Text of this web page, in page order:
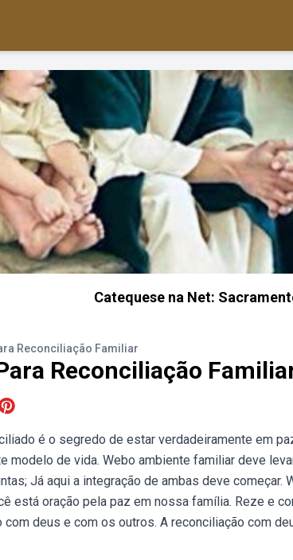
Catequese na Net:
Reconciliação Familiar
Reconciliação
é o segredo de estar verdadeiramente em
modelo de vida. Webo ambiente familiar deve
Já aqui a integração de ambas deve
está oração pela paz em nossa família. Reze e
com deus e com os outros. A reconciliação com